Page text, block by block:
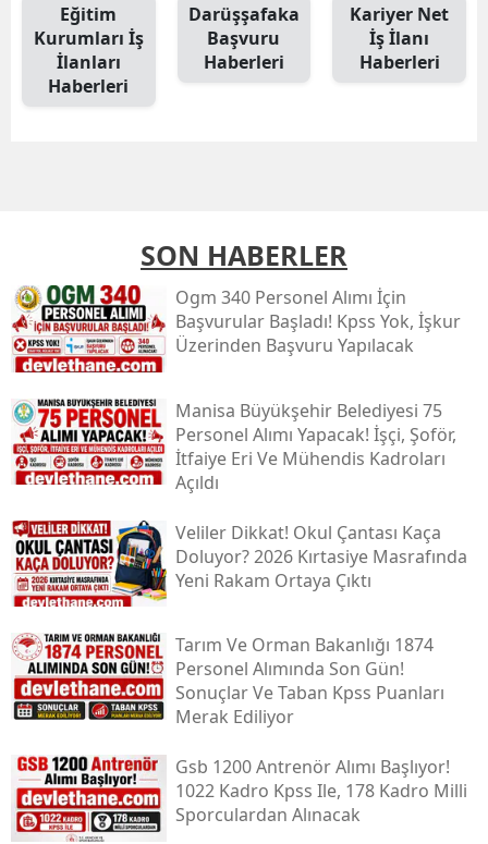
Eğitim
Kurumları İş
İlanları
Haberleri
Darüşşafaka
Başvuru
Haberleri
Kariyer Net
İş İlanı
Haberleri
SON HABERLER
Ogm 340 Personel Alımı İçin
Başvurular Başladı! Kpss Yok, İşkur
Üzerinden Başvuru Yapılacak
Manisa Büyükşehir Belediyesi 75
Personel Alımı Yapacak! İşçi, Şoför,
İtfaiye Eri Ve Mühendis Kadroları
Açıldı
Veliler Dikkat! Okul Çantası Kaça
Doluyor? 2026 Kırtasiye Masrafında
Yeni Rakam Ortaya Çıktı
Tarım Ve Orman Bakanlığı 1874
Personel Alımında Son Gün!
Sonuçlar Ve Taban Kpss Puanları
Merak Ediliyor
Gsb 1200 Antrenör Alımı Başlıyor!
1022 Kadro Kpss Ile, 178 Kadro Milli
Sporculardan Alınacak